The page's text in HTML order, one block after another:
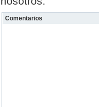
Comentarios